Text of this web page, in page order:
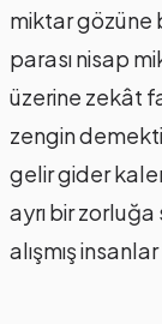
miktar gözüne
parası nisap
üzerine zekât
zengin
gelir gider
ayrı bir
alışmış